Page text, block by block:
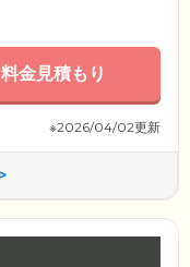
料金見積もり
※2026/04/02更新